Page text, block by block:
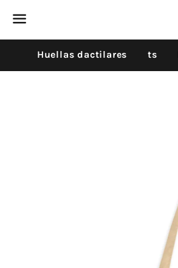
Huellas dactilares ts